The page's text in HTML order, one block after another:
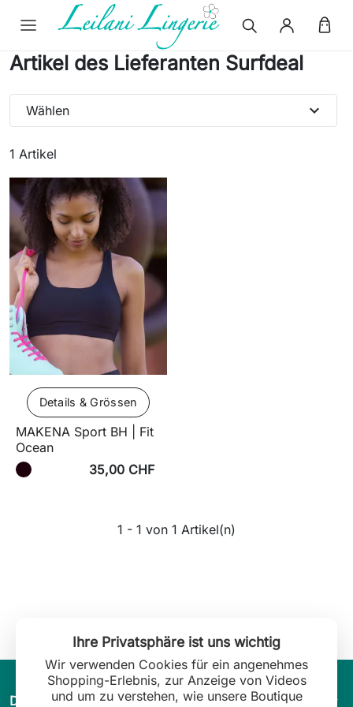
Artikel des Lieferanten Surfdeal
1 Artikel
Wählen expand_more
Details & Grössen
MAKENA Sport BH | Fit
Ocean
35,00 CHF
1 - 1 von 1 Artikel(n)
Die Welt von Leilani Lingerie arrow_drop_down
Ihre Privatsphäre ist uns wichtig
Wir verwenden Cookies für ein angenehmes
Shopping-Erlebnis, zur Anzeige von Videos
und um zu verstehen, wie unsere Boutique